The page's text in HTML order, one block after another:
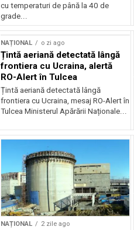
cu temperaturi de până la 40 de
grade...
NAȚIONAL o zi ago
Țintă aeriană detectată lângă
frontiera cu Ucraina, alertă
RO-Alert în Tulcea
Țintă aeriană detectată lângă
frontiera cu Ucraina, mesaj RO-Alert în
Tulcea Ministerul Apărării Naționale...
NAȚIONAL 2 zile ago